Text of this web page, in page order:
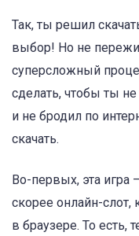
Так, ты решил
выбор! Но не
суперсложный
сделать, чтобы ты
и не бродил по
скачать.
Во-первых, эта
скорее онлайн-
в браузере. То есть,